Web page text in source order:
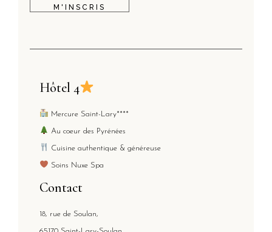
M'INSCRIS
Hôtel 4
Mercure Saint-Lary****
Au coeur des Pyrénées
Cuisine authentique & généreuse
Soins Nuxe Spa
Contact
18, rue de Soulan,